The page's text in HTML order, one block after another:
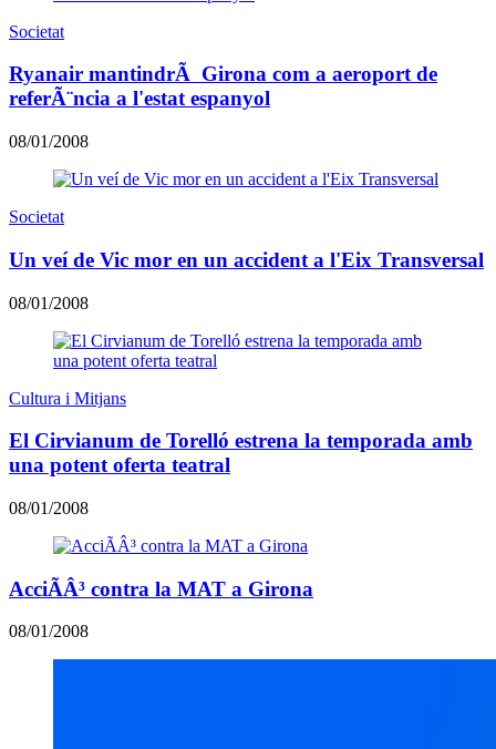
Societat
Ryanair mantindrÃ Girona com a aeroport de
referÃ¨ncia a l'estat espanyol
08/01/2008
Societat
Un veí de Vic mor en un accident a l'Eix Transversal
08/01/2008
Cultura i Mitjans
El Cirvianum de Torelló estrena la temporada amb
una potent oferta teatral
08/01/2008
AcciÃÂ³ contra la MAT a Girona
08/01/2008